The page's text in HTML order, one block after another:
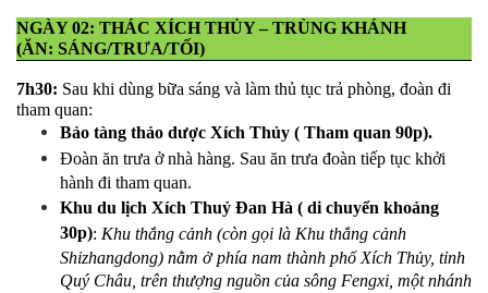
NGÀY 02: THÁC XÍCH THỦY – TRÙNG KHÁNH
(ĂN: SÁNG/TRƯA/TỐI)
7h30: Sau khi dùng bữa sáng và làm thủ tục trả phòng, đoàn đi
tham quan:
Bảo tàng thảo dược Xích Thủy ( Tham quan 90p).
Đoàn ăn trưa ở nhà hàng. Sau ăn trưa đoàn tiếp tục khởi
hành đi tham quan.
Khu du lịch Xích Thuỷ Đan Hà ( di chuyển khoảng
30p): Khu thắng cảnh (còn gọi là Khu thắng cảnh
Shizhangdong) nằm ở phía nam thành phố Xích Thủy, tỉnh
Quý Châu, trên thượng nguồn của sông Fengxi, một nhánh